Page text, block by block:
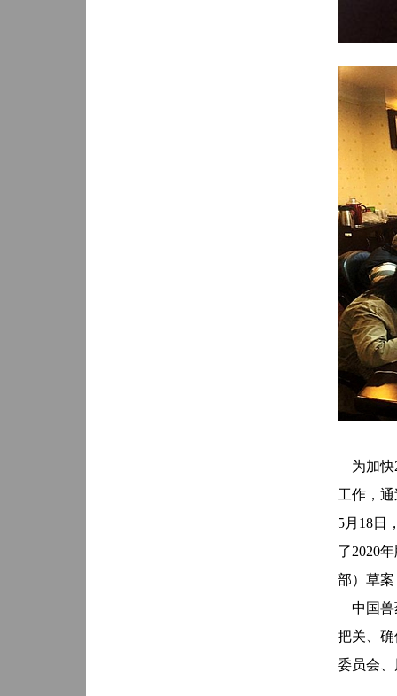
为加快
工作，
5月 18日
了2020年
部）草
中国兽
把关、
委员会